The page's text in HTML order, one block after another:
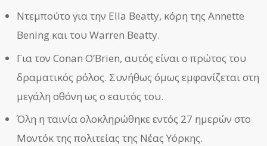
Ντεμπούτο για την Ella Beatty, κόρη της Annette
Bening και του Warren Beatty.
Για τον Conan O’Brien, αυτός είναι ο πρώτος του
δραματικός ρόλος. Συνήθως όμως εμφανίζεται στη
μεγάλη οθόνη ως ο εαυτός του.
Όλη η ταινία ολοκληρώθηκε εντός 27 ημερών στο
Μοντόκ της πολιτείας της Νέας Υόρκης.